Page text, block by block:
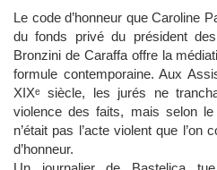
Le code d’honneur que Caroline
du fonds privé du président
Bronzini de Caraffa offre la
formule contemporaine. Aux
XIXᵉ siècle, les jurés ne
violence des faits, mais selon le
n’était pas l’acte violent que l’on
d’honneur.